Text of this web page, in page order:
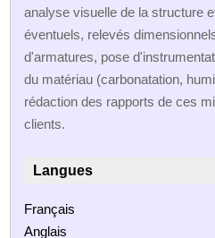
analyse visuelle de la structure
éventuels, relevés
d'armatures, pose
du matériau (carbonatation,
rédaction des rapports de ces
clients.
Langues
Français
Anglais